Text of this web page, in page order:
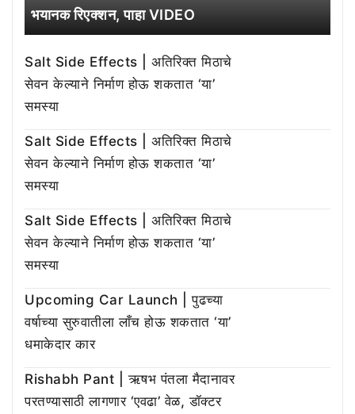
भयानक रिएक्शन, पाहा VIDEO
Salt Side Effects | अतिरिक्त मिठाचे
सेवन केल्याने निर्माण होऊ शकतात ‘या’
समस्या
Salt Side Effects | अतिरिक्त मिठाचे
सेवन केल्याने निर्माण होऊ शकतात ‘या’
समस्या
Salt Side Effects | अतिरिक्त मिठाचे
सेवन केल्याने निर्माण होऊ शकतात ‘या’
समस्या
Upcoming Car Launch | पुढच्या
वर्षाच्या सुरुवातीला लाँच होऊ शकतात ‘या’
धमाकेदार कार
Rishabh Pant | ऋषभ पंतला मैदानावर
परतण्यासाठी लागणार ‘एवढा’ वेळ, डॉक्टर